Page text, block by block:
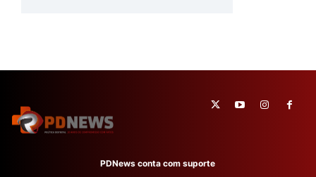
PDNews conta com suporte